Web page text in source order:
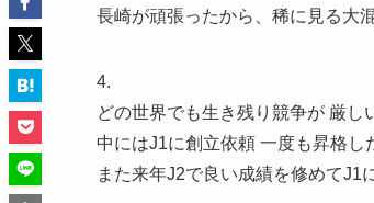
長崎が頑張ったから、稀に見る大
4.
どの世界でも生き残り競争が 厳し
中にはJ1に創立依頼 一度も昇格し
また来年J2で良い成績を修めてJ1